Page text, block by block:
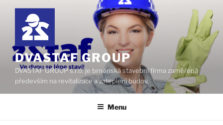
obsahu
DVASTAF GROUP
DVASTAF GROUP s.r.o. je brněnská stavební firma zaměřená
především na revitalizace a zateplení budov.
Menu